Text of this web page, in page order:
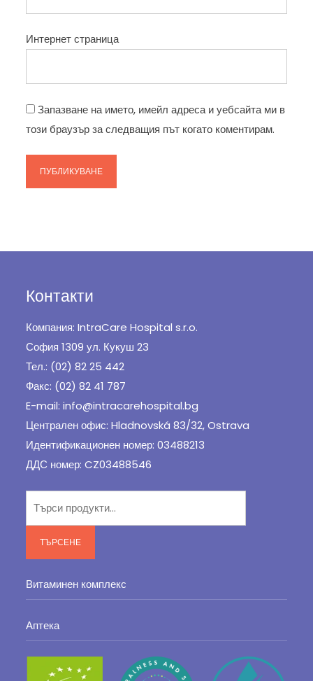
Интернет страница
Запазване на името, имейл адреса и уебсайта ми в
този браузър за следващия път когато коментирам.
Контакти
Компания: IntraCare Hospital s.r.o.
София 1309 ул. Кукуш 23
Тел.: (02) 82 25 442
Факс: (02) 82 41 787
E-mail: info@intracarehospital.bg
Централен офис: Hladnovská 83/32, Ostrava
Идентификационен номер: 03488213
ДДС номер: CZ03488546
ТЪРСЕНЕ
Витаминен комплекс
Аптека